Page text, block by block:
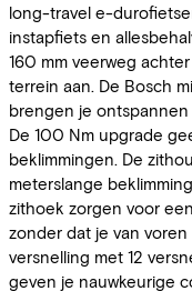
long-travel e-
instapfiets en
160 mm veerweg
terrein aan. De Bosch
brengen je ontspannen
De 100 Nm upgrade
beklimmingen. De
meterslange
zithoek zorgen voor
zonder dat je van
versnelling met 12
geven je nauwkeurige